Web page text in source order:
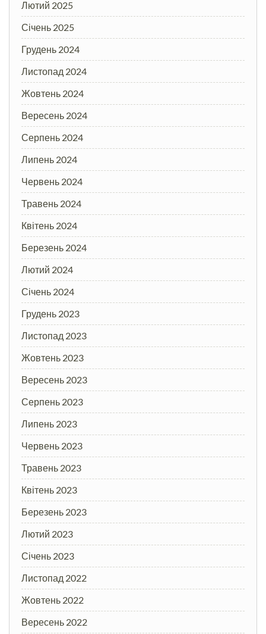
Лютий 2025
Січень 2025
Грудень 2024
Листопад 2024
Жовтень 2024
Вересень 2024
Серпень 2024
Липень 2024
Червень 2024
Травень 2024
Квітень 2024
Березень 2024
Лютий 2024
Січень 2024
Грудень 2023
Листопад 2023
Жовтень 2023
Вересень 2023
Серпень 2023
Липень 2023
Червень 2023
Травень 2023
Квітень 2023
Березень 2023
Лютий 2023
Січень 2023
Листопад 2022
Жовтень 2022
Вересень 2022